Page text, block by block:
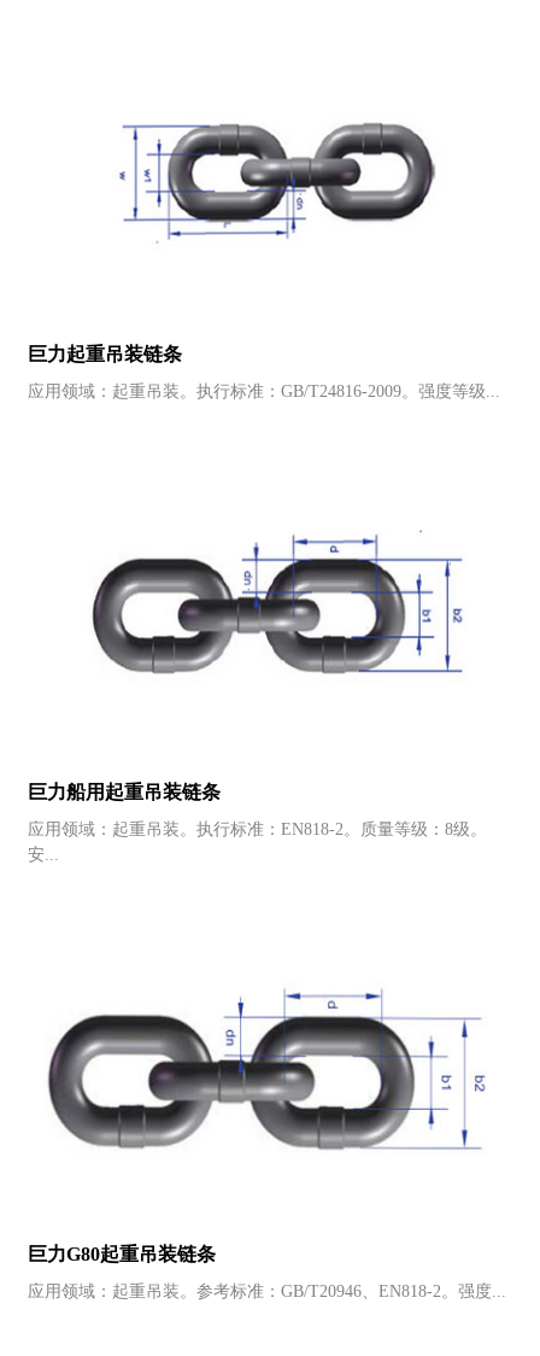
巨力起重吊装链条
应用领域：起重吊装。执行标准：GB/T24816-2009。强度等级...
巨力船用起重吊装链条
应用领域：起重吊装。执行标准：EN818-2。质量等级：8级。
安...
巨力G80起重吊装链条
应用领域：起重吊装。参考标准：GB/T20946、EN818-2。强度...